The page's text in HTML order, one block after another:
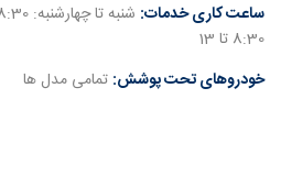
ساعت کاری خدمات:
8:30 تا 13
خودروهای تحت پوشش: تمامی مدل ها